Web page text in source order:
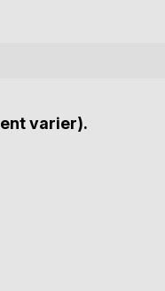
varier).